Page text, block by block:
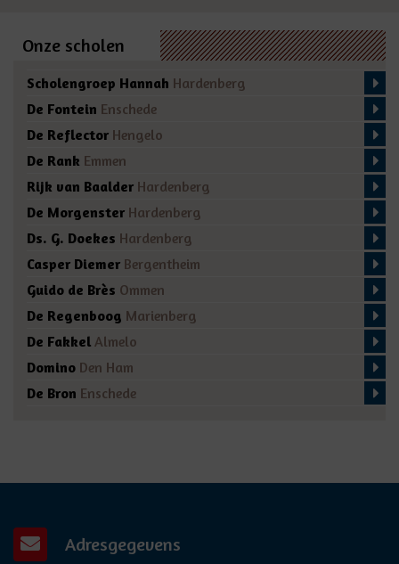
Onze scholen
Scholengroep Hannah Hardenberg
De Fontein Enschede
De Reflector Hengelo
De Rank Emmen
Rijk van Baalder Hardenberg
De Morgenster Hardenberg
Ds. G. Doekes Hardenberg
Casper Diemer Bergentheim
Guido de Brès Ommen
De Regenboog Marienberg
De Fakkel Almelo
Domino Den Ham
De Bron Enschede
Adresgegevens